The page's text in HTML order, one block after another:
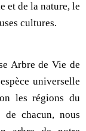
et de la nature, le
cultures.
Arbre de Vie de
universelle
les régions du
chacun, nous